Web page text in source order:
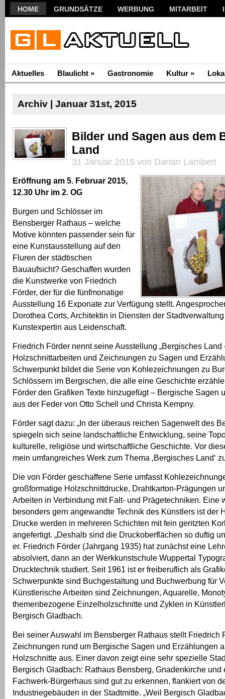
HOME GRUNDSÄTZE WERBUNG MITARBEIT
Aktuelles Blaulicht » Gastronomie Kultur »
Archiv | Januar 31st, 2015
Bilder und Sagen aus dem
Land
31 Januar 2015 von Darian Lambert
Eröffnung am 5. Februar 2015,
12.30 Uhr im 2. OG
Burgen und Schlösser im
Bensberger Rathaus – welche
Motive könnten passender sein für
eine Kunstausstellung auf den
Fluren der städtischen
Bauaufsicht? Geschaffen wurden
die Kunstwerke von Friedrich
Förder, der für die fünfmonatige
Ausstellung 16 Exponate zur Verfügung stellt.
Dorothea Corts, Architektin in Diensten der
Kunstexpertin aus Leidenschaft.
Friedrich Förder nennt seine Ausstellung „Bergisches Land
Holzschnittarbeiten und Zeichnungen zu Sagen und
Schwerpunkt bildet die Serie von Kohlezeichnungen zu
Schlössern im Bergischen, die alle eine Geschichte
Förder den Grafiken Texte hinzugefügt – Bergische Sagen
aus der Feder von Otto Schell und Christa Kempny.
Förder sagt dazu: „In der überaus reichen Sagenwelt des
spiegeln sich seine landschaftliche Entwicklung, seine
kulturelle, religiöse und wirtschaftliche Geschichte. Vor
mein umfangreiches Werk zum Thema ‚Bergisches Land‘
Die von Förder geschaffene Serie umfasst
großformatige Holzschnittdrucke, Drahtkarton-Prägungen
Arbeiten in Verbindung mit Falt- und Prägetechniken. Eine
besonders gern angewandte Technik des Künstlers ist der
Drucke werden in mehreren Schichten mit fein geritzten
angefertigt. „Deshalb sind die Druckoberflächen so duftig
er. Friedrich Förder (Jahrgang 1935) hat zunächst eine
absolviert, dann an der Werkkunstschule Wuppertal
Drucktechnik studiert. Seit 1961 ist er freiberuflich als
Schwerpunkte sind Buchgestaltung und Buchwerbung für
Künstlerische Arbeiten sind Zeichnungen, Aquarelle,
themenbezogene Einzelholzschnitte und Zyklen in
Bergisch Gladbach.
Bei seiner Auswahl im Bensberger Rathaus stellt Friedrich
Zeichnungen rund um Bergische Sagen und Erzählungen
Holzschnitte aus. Einer davon zeigt eine sehr spezielle
Bergisch Gladbach: Rathaus Bensberg, Gnadenkirche und
Fachwerk-Bürgerhaus sind gut zu erkennen, flankiert von
Industriegebäuden in der Stadtmitte. „Weil Bergisch